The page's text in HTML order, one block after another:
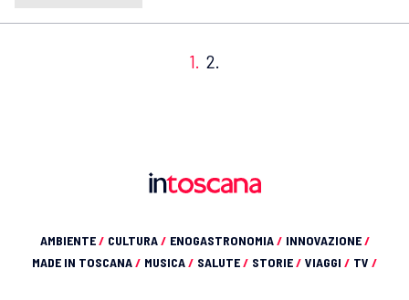
1. 2.
AMBIENTE/ CULTURA/ ENOGASTRONOMIA/ INNOVAZIONE/
MADE IN TOSCANA/ MUSICA/ SALUTE/ STORIE/ VIAGGI / TV /